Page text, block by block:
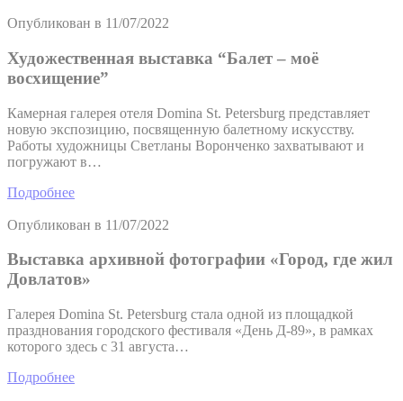
Опубликован в 11/07/2022
Художественная выставка “Балет – моё
восхищение”
Камерная галерея отеля Domina St. Petersburg представляет
новую экспозицию, посвященную балетному искусству.
Работы художницы Светланы Воронченко захватывают и
погружают в…
Подробнее
Опубликован в 11/07/2022
Выставка архивной фотографии «Город, где жил
Довлатов»
Галерея Domina St. Petersburg стала одной из площадкой
празднования городского фестиваля «День Д-89», в рамках
которого здесь с 31 августа…
Подробнее